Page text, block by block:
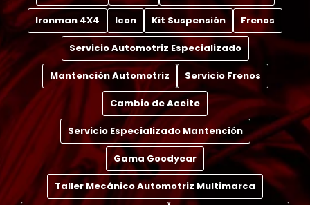
Ironman 4X4 Icon Kit Suspensión Frenos
Servicio Automotriz Especializado
Mantención Automotriz Servicio Frenos
Cambio de Aceite
Servicio Especializado Mantención
Gama Goodyear
Taller Mecánico Automotriz Multimarca